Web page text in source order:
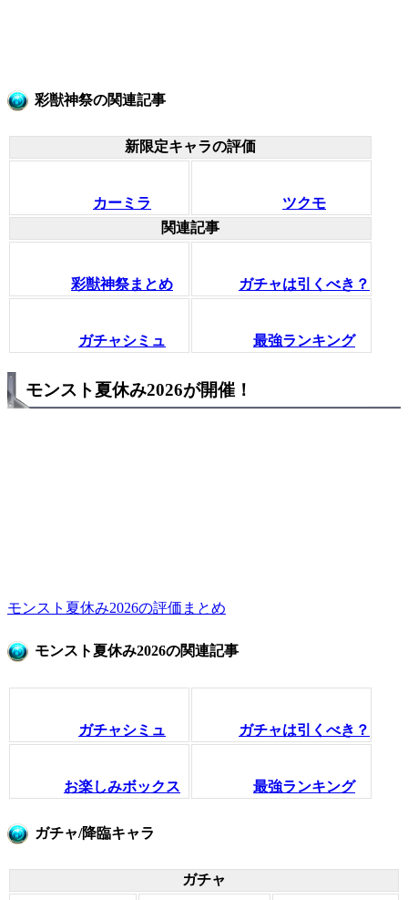
彩獣神祭の関連記事
新限定キャラの評価
カーミラ
ツクモ
関連記事
彩獣神祭まとめ ガチャは引くべき？
ガチャシミュ 最強ランキング
モンスト夏休み2026が開催！
モンスト夏休み2026の評価まとめ
モンスト夏休み2026の関連記事
ガチャシミュ ガチャは引くべき？
お楽しみボックス 最強ランキング
ガチャ/降臨キャラ
ガチャ